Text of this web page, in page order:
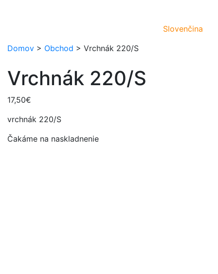
Slovenčina
Domov > Obchod > Vrchnák 220/S
Vrchnák 220/S
17,50€
vrchnák 220/S
Čakáme na naskladnenie